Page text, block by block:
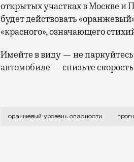
открытых участках в Москве и
будет действовать
«красного», означающего
Имейте в виду — не
автомобиле — снизьте
Уровень погодной опасности
оранжевый уровень опасности